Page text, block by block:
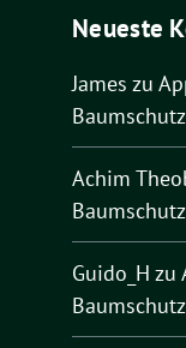
Neueste
James zu
Achim
Guido_H zu